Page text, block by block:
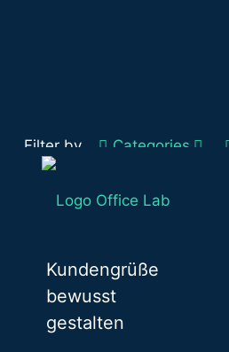
Filter by Categories
Kundengrüße
bewusst
gestalten